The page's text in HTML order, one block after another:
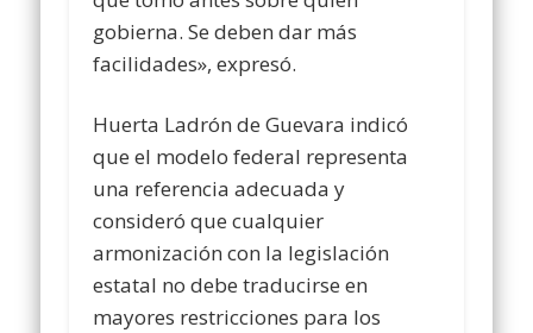
gobierna. Se deben dar más
facilidades», expresó.
Huerta Ladrón de Guevara indicó
que el modelo federal representa
una referencia adecuada y
consideró que cualquier
armonización con la legislación
estatal no debe traducirse en
mayores restricciones para los